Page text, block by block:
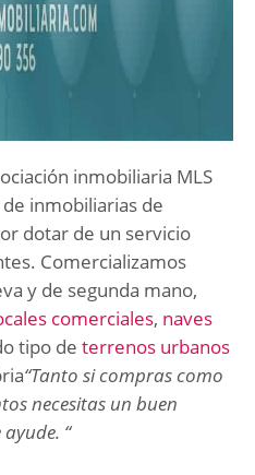
inmobiliaria MLS
inmobiliarias de
dotar de un servicio
Comercializamos
y de segunda mano,
comerciales, naves
tipo de terrenos urbanos
“Tanto si compras como
necesitas un buen
“